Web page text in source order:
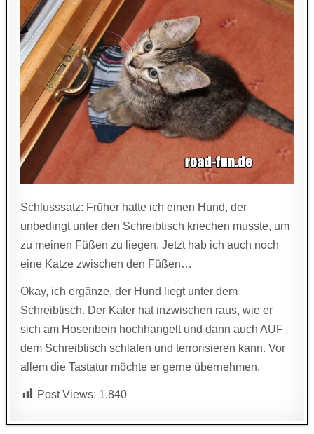
Schlusssatz: Früher hatte ich einen Hund, der
unbedingt unter den Schreibtisch kriechen musste, um
zu meinen Füßen zu liegen. Jetzt hab ich auch noch
eine Katze zwischen den Füßen…
Okay, ich ergänze, der Hund liegt unter dem
Schreibtisch. Der Kater hat inzwischen raus, wie er
sich am Hosenbein hochhangelt und dann auch AUF
dem Schreibtisch schlafen und terrorisieren kann. Vor
allem die Tastatur möchte er gerne übernehmen.
Post Views: 1.840